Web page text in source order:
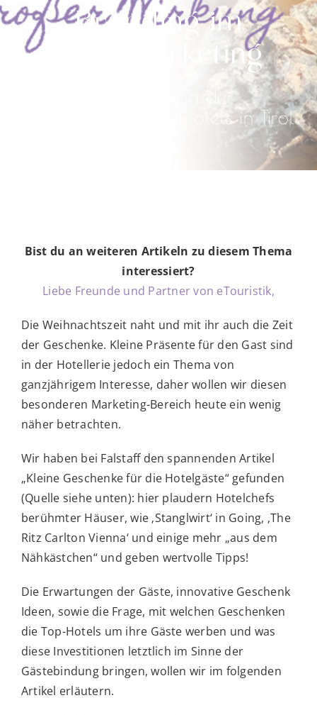
Branding im
Hotelmarketing
Tourismusblog der
Werbeagentur für Hotels in Tirol
Bist du an weiteren Artikeln zu diesem Thema
interessiert?
Liebe Freunde und Partner von eTouristik,
Die Weihnachtszeit naht und mit ihr auch die Zeit
der Geschenke. Kleine Präsente für den Gast sind
in der Hotellerie jedoch ein Thema von
ganzjährigem Interesse, daher wollen wir diesen
besonderen Marketing-Bereich heute ein wenig
näher betrachten.
Wir haben bei Falstaff den spannenden Artikel
„Kleine Geschenke für die Hotelgäste“ gefunden
(Quelle siehe unten): hier plaudern Hotelchefs
berühmter Häuser, wie ‚Stanglwirt‘ in Going, ‚The
Ritz Carlton Vienna‘ und einige mehr „aus dem
Nähkästchen“ und geben wertvolle Tipps!
Die Erwartungen der Gäste, innovative Geschenk
Ideen, sowie die Frage, mit welchen Geschenken
die Top-Hotels um ihre Gäste werben und was
diese Investitionen letztlich im Sinne der
Gästebindung bringen, wollen wir im folgenden
Artikel erläutern.